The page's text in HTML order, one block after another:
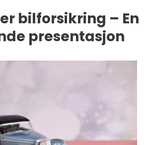
bilforsikring – En
presentasjon